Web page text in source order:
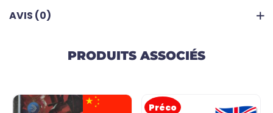
AVIS (0)
PRODUITS ASSOCIÉS
Préco